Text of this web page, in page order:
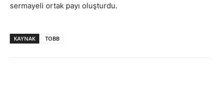
sermayeli ortak payı oluşturdu.
KAYNAK TOBB